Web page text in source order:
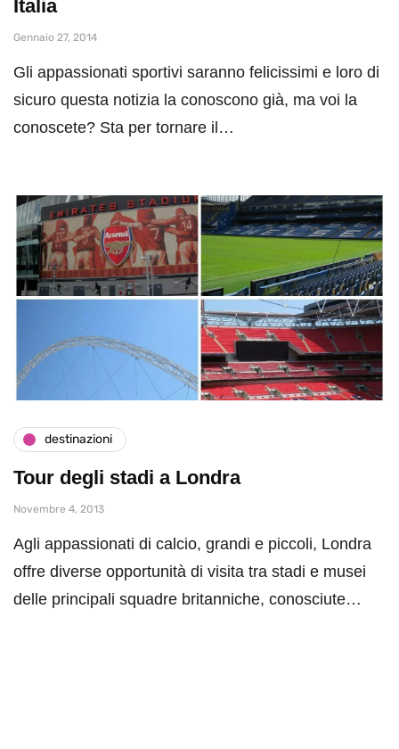
Italia
Gennaio 27, 2014
Gli appassionati sportivi saranno felicissimi e loro di
sicuro questa notizia la conoscono già, ma voi la
conoscete? Sta per tornare il…
destinazioni
Tour degli stadi a Londra
Novembre 4, 2013
Agli appassionati di calcio, grandi e piccoli, Londra
offre diverse opportunità di visita tra stadi e musei
delle principali squadre britanniche, conosciute…